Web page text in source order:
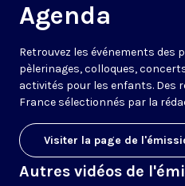
Agenda
Retrouvez les événements des
pèlerinages, colloques,
activités pour les enfants. Des
France sélectionnés par la
Visiter la page de
Autres vidéos de